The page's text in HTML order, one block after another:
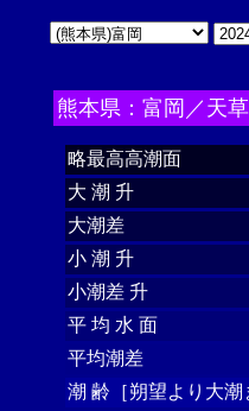
熊本県：富岡／天草
略最高高潮面
大 潮 升
大潮差
小 潮 升
小潮差 升
平 均 水 面
平均潮差
潮 齢［朔望より大潮